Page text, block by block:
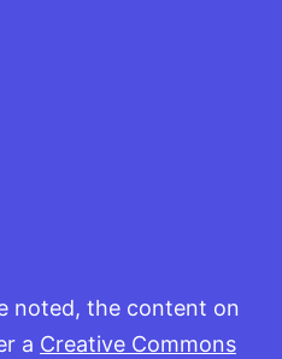
noted, the content on
a Creative Commons